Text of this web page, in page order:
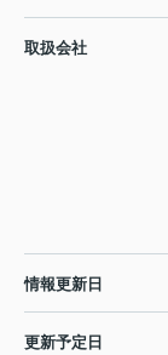
取扱会社
情報更新日
更新予定日